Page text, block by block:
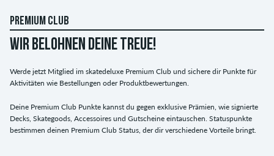
PREMIUM CLUB
WIR BELOHNEN DEINE TREUE!
Werde jetzt Mitglied im skatedeluxe Premium Club und sichere dir Punkte für
Aktivitäten wie Bestellungen oder Produktbewertungen.
Deine Premium Club Punkte kannst du gegen exklusive Prämien, wie signierte
Decks, Skategoods, Accessoires und Gutscheine eintauschen. Statuspunkte
bestimmen deinen Premium Club Status, der dir verschiedene Vorteile bringt.